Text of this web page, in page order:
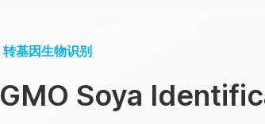
转基因生物识别
GMO Soya